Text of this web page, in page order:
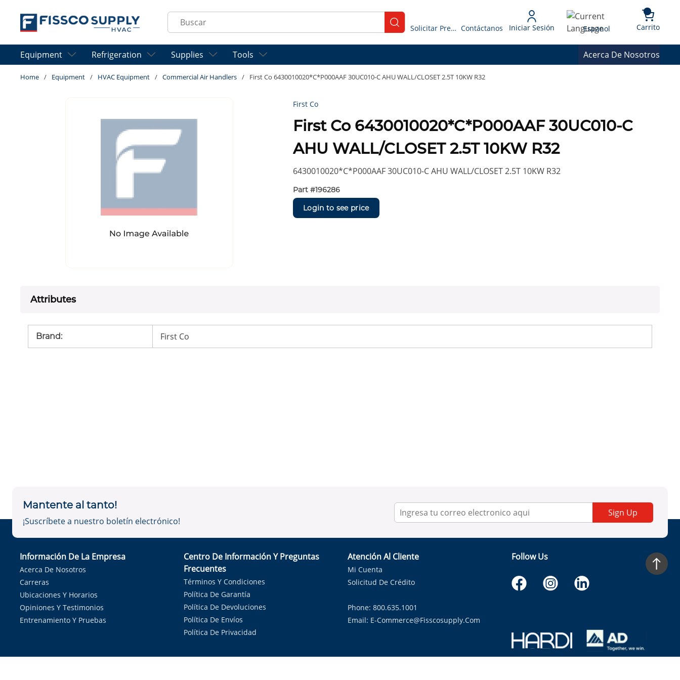
Skip to main content
Site Search
submit search
Solicitar Presupuesto Contáctanos Iniciar Sesión Language
Espanol Carrito{0}
Equipment Refrigeration Supplies Tools Acerca De Nosotros
Home / Equipment / HVAC Equipment / Commercial Air Handlers / First Co 6430010020*C*P000AAF 30UC010-C AHU WALL/CLOSET 2.5T 10KW R32
First Co
First Co 6430010020*C*P000AAF 30UC010-C
AHU WALL/CLOSET 2.5T 10KW R32
6430010020*C*P000AAF 30UC010-C AHU WALL/CLOSET 2.5T 10KW R32
Part #196286
Login to see price
Attributes
Brand: First Co
Mantente al tanto!
¡Suscríbete a nuestro boletín electrónico!
Sign Up
Información De La Empresa
Acerca De Nosotros
Carreras
Ubicaciones Y Horarios
Opiniones Y Testimonios
Entrenamiento Y Pruebas
Centro De Información Y Preguntas
Frecuentes
Términos Y Condiciones
Política De Garantía
Política De Devoluciones
Política De Envíos
Política De Privacidad
Atención Al Cliente
Mi Cuenta
Solicitud De Crédito
Phone: 800.635.1001
Email: E-Commerce@fisscosupply.com
Follow Us